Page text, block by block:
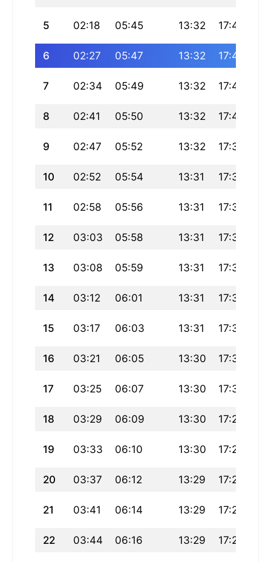
5 02:18 05:45 13:32 17:42
6 02:27 05:47 13:32 17:42
7 02:34 05:49 13:32 17:41
8 02:41 05:50 13:32 17:40
9 02:47 05:52 13:32 17:39
10 02:52 05:54 13:31 17:38
11 02:58 05:56 13:31 17:37
12 03:03 05:58 13:31 17:35
13 03:08 05:59 13:31 17:34
14 03:12 06:01 13:31 17:33
15 03:17 06:03 13:31 17:32
16 03:21 06:05 13:30 17:31
17 03:25 06:07 13:30 17:30
18 03:29 06:09 13:30 17:28
19 03:33 06:10 13:30 17:27
20 03:37 06:12 13:29 17:26
21 03:41 06:14 13:29 17:25
22 03:44 06:16 13:29 17:23